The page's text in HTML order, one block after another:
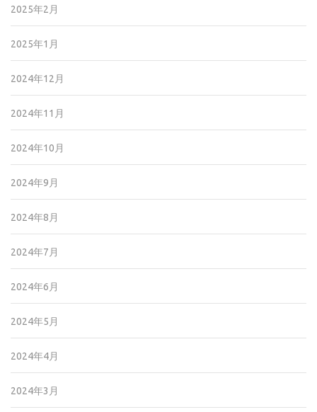
2025年2月
2025年1月
2024年12月
2024年11月
2024年10月
2024年9月
2024年8月
2024年7月
2024年6月
2024年5月
2024年4月
2024年3月